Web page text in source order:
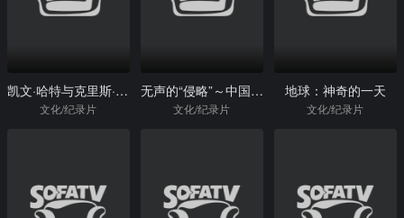
凯文·哈特与克里斯·洛克：强强联手
文化/纪录片
无声的“侵略”～中国移民冲击下的澳大利亚～
文化/纪录片
地球：神奇的一天
文化/纪录片